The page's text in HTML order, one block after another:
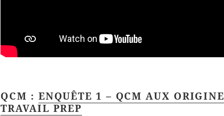
QCM : ENQUÊTE 1 – QCM AUX
TRAVAIL PREP